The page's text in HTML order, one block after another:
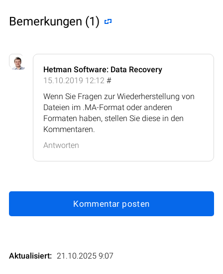
Bemerkungen (1)
Hetman Software: Data Recovery
15.10.2019 12:12 #
Wenn Sie Fragen zur Wiederherstellung von
Dateien im .MA-Format oder anderen
Formaten haben, stellen Sie diese in den
Kommentaren.
Antworten
Kommentar posten
Aktualisiert: 21.10.2025 9:07